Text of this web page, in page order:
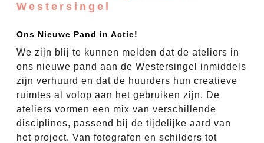
Westersingel
Ons Nieuwe Pand in Actie!
We zijn blij te kunnen melden dat de ateliers in
ons nieuwe pand aan de Westersingel inmiddels
zijn verhuurd en dat de huurders hun creatieve
ruimtes al volop aan het gebruiken zijn. De
ateliers vormen een mix van verschillende
disciplines, passend bij de tijdelijke aard van
het project. Van fotografen en schilders tot